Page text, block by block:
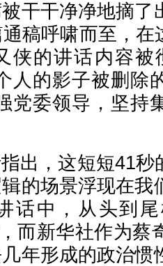
干干净净地摘了
稿呼啸而至，在
侠的讲话内容被
人的影子被删除
党委领导，坚持
出，这短短41秒
的场景浮现在我
话中，从头到
而新华社作为蔡
年形成的政治惯